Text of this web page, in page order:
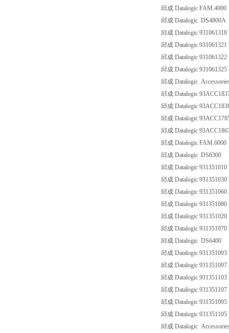
邱成 Datalogic FAM.4000
邱成 Datalogic DS4800A
邱成 Datalogic
邱成 Datalogic
邱成 Datalogic
邱成 Datalogic
邱成 Datalogic
邱成 Datalogic
邱成 Datalogic
邱成 Datalogic
邱成 Datalogic
邱成 Datalogic FAM.6000
邱成 Datalogic DS6300
邱成 Datalogic
邱成 Datalogic
邱成 Datalogic
邱成 Datalogic
邱成 Datalogic
邱成 Datalogic
邱成 Datalogic DS6400
邱成 Datalogic
邱成 Datalogic
邱成 Datalogic
邱成 Datalogic
邱成 Datalogic
邱成 Datalogic
邱成 Datalogic